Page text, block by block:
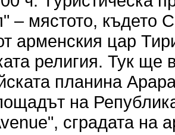
– мястото, където
арменския цар
религия. Тук ще
планина
на
сградата на